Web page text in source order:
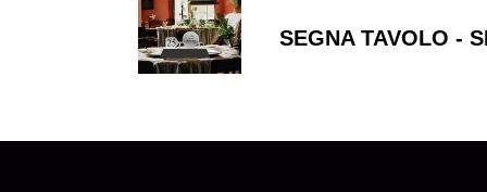
SEGNA
TAVOLO
-
SEGNA TAVOLO -